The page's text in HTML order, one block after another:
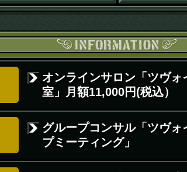
ット」
オンラインサロン「ツヴォ
室」月額11,000円(税込）
グループコンサル「ツヴォ
プミーティング」